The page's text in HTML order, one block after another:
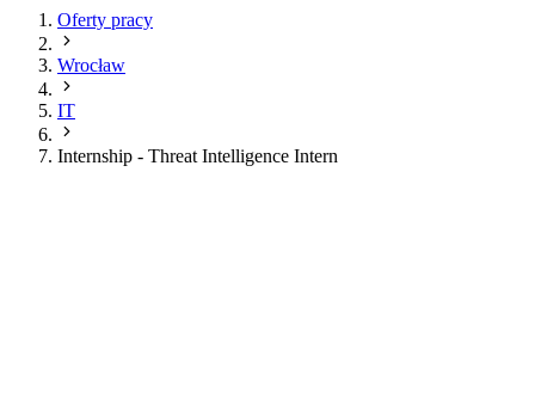
Oferty pracy
Wrocław
IT
Internship - Threat Intelligence Intern